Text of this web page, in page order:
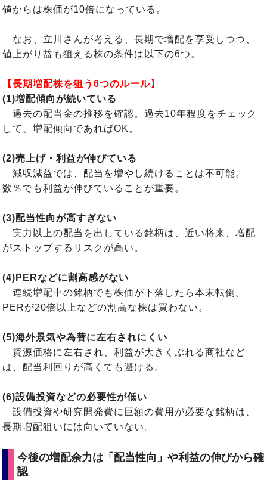
値からは株価が10倍になっている。
なお、立川さんが考える、長期で増配を享受しつつ、
値上がり益も狙える株の条件は以下の6つ。
【長期増配株を狙う6つのルール】
(1)増配傾向が続いている
過去の配当金の推移を確認。過去10年程度をチェック
して、増配傾向であればOK。
(2)売上げ・利益が伸びている
減収減益では、配当を増やし続けることは不可能。
数％でも利益が伸びていることが重要。
(3)配当性向が高すぎない
実力以上の配当を出している銘柄は、近い将来、増配
がストップするリスクが高い。
(4)PERなどに割高感がない
連続増配中の銘柄でも株価が下落したら本末転倒。
PERが20倍以上などの割高な株は買わない。
(5)海外景気や為替に左右されにくい
資源価格に左右され、利益が大きくぶれる商社など
は、配当利回りが高くても避ける。
(6)設備投資などの必要性が低い
設備投資や研究開発費に巨額の費用が必要な銘柄は、
長期増配狙いには向いていない。
今後の増配余力は「配当性向」や利益の伸びから確
認